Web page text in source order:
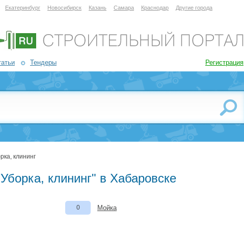
Екатеринбург Новосибирск Казань Самара Краснодар Другие города
Тендеры Регистрация
клининг
клининг" в Хабаровске
0 Мойка